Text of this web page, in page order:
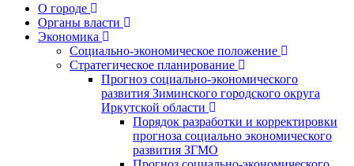
О городе
Органы власти
Экономика
Социально-экономическое положение
Стратегическое планирование
Прогноз социально-экономического
развития Зиминского городского округа
Иркутской области
Порядок разработки и корректировки
прогноза социально экономического
развития ЗГМО